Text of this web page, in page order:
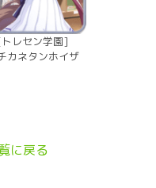
レセン学園]
カネタンホイザ
に戻る